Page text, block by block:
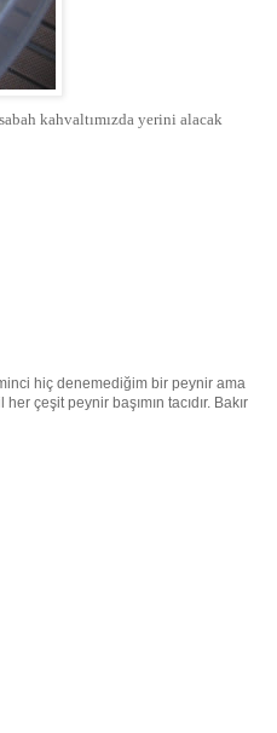
kahvaltımızda yerini alacak
hiç denemediğim bir peynir ama
çeşit peynir başımın tacıdır. Bakır